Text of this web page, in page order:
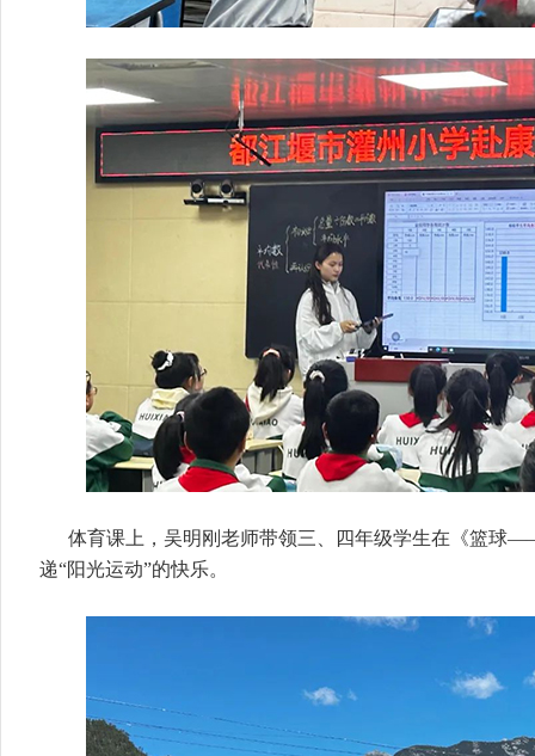
体育课上，吴明刚老师带领三、四年级学生在《篮球
递“阳光运动”的快乐。